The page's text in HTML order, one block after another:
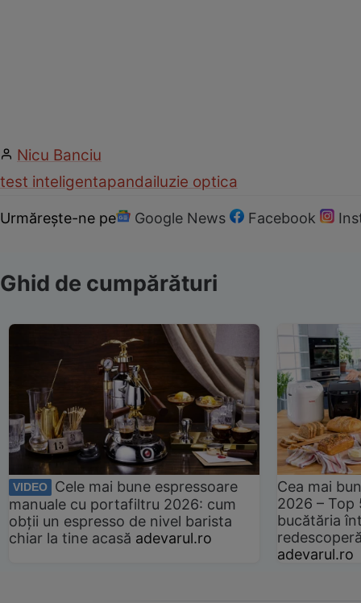
Nicu Banciu
test inteligentapandailuzie optica
Urmărește-ne pe Google News Facebook
Ghid de cumpărături
VIDEO
Cele mai bune espressoare
manuale cu portafiltru 2026: cum
obții un espresso de nivel barista
chiar la tine acasă adevarul.ro
Cea mai
2026 –
bucătăria
adevarul.ro